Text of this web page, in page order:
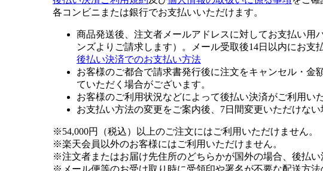
各コンビニまたは銀行でお支払いいただけます。
商品発送後、注文者メールアドレスに対してお支払い用
ンズよりご請求します）。メール受取後14日以内にお支
後払い決済でのお支払い方法
お客様のご都合で請求書発行後に注文をキャンセル・
ていただく場合がございます。
お客様のご利用状況などによって後払い決済がご利用い
お支払い方法の変更をご案内後、7日間変更いただけな
※54,000円（税込）以上のご注文にはご利用いただけません。
※楽天会員以外のお客様にはご利用いただけません。
※注文者またはお届け先住所のどちらかが国外の場合、後払い
※メール便等のお受け取り時に受領印や署名が不要な配送方